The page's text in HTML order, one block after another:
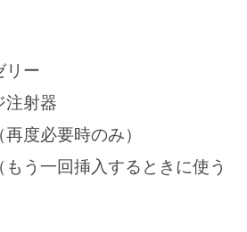
リー
注射器
度必要時のみ）
う一回挿入するときに使う